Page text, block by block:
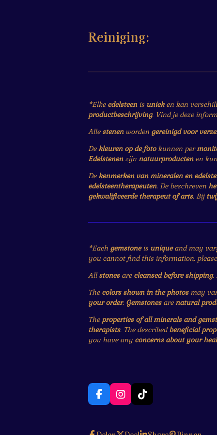
Reiniging:
*Elke edelsteenis unieken kan
productbeschrijving. Vind je deze
Alle stenenworden gereinigd voor
Dekleuren op de fotokunnen per
Edelstenenzijn natuurproductenen
Dekenmerken van mineralen en
edelsteentherapeuten. De beschreven
gekwalificeerde therapeut of arts. Bij
*Each gemstoneis uniqueand may
you cannot find this information, please
Allstonesare cleansed before shipping.
The colors shown in the photosmay
your order. Gemstonesarenatural
The properties of all minerals and
therapists. The describedbeneficial
you have any concerns about your
F
a
I
n
T
i